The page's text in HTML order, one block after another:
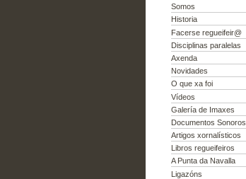
Somos
Historia
Facerse regueifeir@
Disciplinas paralelas
Axenda
Novidades
O que xa foi
Vídeos
Galería de Imaxes
Documentos Sonoros
Artigos xornalísticos
Libros regueifeiros
A Punta da Navalla
Ligazóns